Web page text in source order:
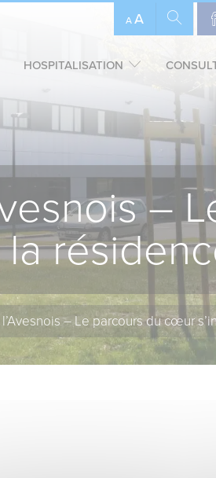
AA
HOSPITALISATION
–
la
– Le parcours du cœur